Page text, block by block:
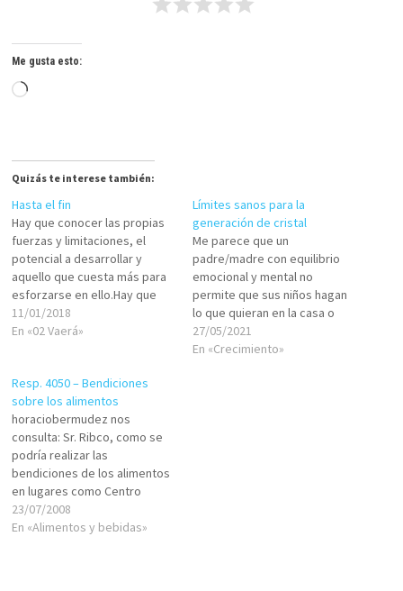
Me gusta esto:
Cargando...
Quizás te interese también:
Hasta el fin
Hay que conocer las propias
fuerzas y limitaciones, el
potencial a desarrollar y
aquello que cuesta más para
esforzarse en ello.Hay que
saber donde uno es hábil y
cómo aprovechar todos los
éxito.Sin embargo, por más
que creas saber todo de ti,
no…
11/01/2018
En «02 Vaerá»
Límites sanos para la
generación de cristal
Me parece que un
padre/madre con equilibrio
emocional y mental no
permite que sus niños hagan
lo que quieran en la casa o
fuera de ella, al punto de
romper cosas que debieran
27/05/2021
En «Crecimiento»
Resp. 4050 – Bendiciones
sobre los alimentos
horaciobermudez nos
consulta: Sr. Ribco, como se
podría realizar las
bendiciones de los alimentos
en lugares como Centro
America que por cultura
alimenticia se mesclan casi
23/07/2008
En «Alimentos y bebidas»